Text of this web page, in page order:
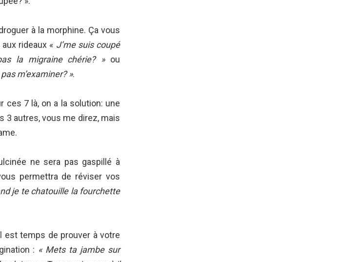
à la morphine. Ça vous
rideaux « J’me suis coupé
la migraine chérie? »ou
m’examiner? ».
ces 7 là, on a la solution: une
3 autres, vous me direz, mais
ne sera pas gaspillé à
permettra de réviser vos
je te chatouille la fourchette
est temps de prouver à votre
: « Mets ta jambe sur